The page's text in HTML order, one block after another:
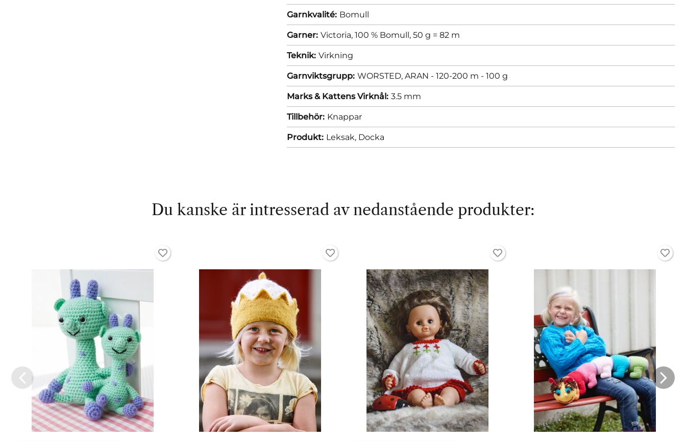
Garnkvalité: Bomull
Garner: Victoria, 100 % Bomull, 50 g = 82 m
Teknik: Virkning
Garnviktsgrupp: WORSTED, ARAN - 120-200 m - 100 g
Marks & Kattens Virknål: 3.5 mm
Tillbehör: Knappar
Produkt: Leksak, Docka
Du kanske är intresserad av nedanstående produkter: